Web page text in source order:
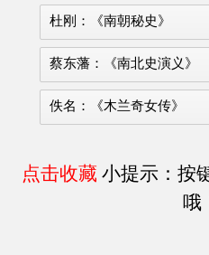
杜刚：《南朝秘史》
蔡东藩：《南北史演义》
佚名：《木兰奇女传》
点击收藏 小提示：按
哦